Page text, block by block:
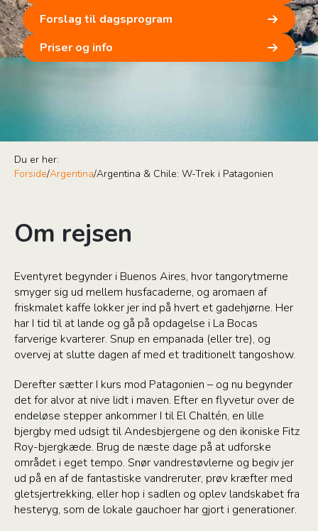
Forslag til dagsprogram
Priser og info
Du er her:
Forside/Argentina/Argentina & Chile: W-Trek i Patagonien
Om rejsen
Eventyret begynder i Buenos Aires, hvor tangorytmerne
smyger sig ud mellem husfacaderne, og aromaen af
friskmalet kaffe lokker jer ind på hvert et gadehjørne. Her
har I tid til at lande og gå på opdagelse i La Bocas
farverige kvarterer. Snup en empanada (eller tre), og
overvej at slutte dagen af med et traditionelt tangoshow.
Derefter sætter I kurs mod Patagonien – og nu begynder
det for alvor at nive lidt i maven. Efter en flyvetur over de
endeløse stepper ankommer I til El Chaltén, en lille
bjergby med udsigt til Andesbjergene og den ikoniske Fitz
Roy-bjergkæde. Brug de næste dage på at udforske
området i eget tempo. Snør vandrestøvlerne og begiv jer
ud på en af de fantastiske vandreruter, prøv kræfter med
gletsjertrekking, eller hop i sadlen og oplev landskabet fra
hesteryg, som de lokale gauchoer har gjort i generationer.